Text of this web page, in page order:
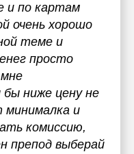
и по картам
очень хорошо
теме и
просто
бы ниже цену не
минималка и
комиссию,
препод выберай